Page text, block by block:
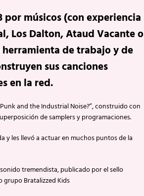
músicos (con experiencia
Los Dalton, Ataud Vacante o
de trabajo y de
sus canciones
en la red.
and the Industrial Noise?”, construido con
de samplers y programaciones.
les llevó a actuar en muchos puntos de la
tremendista, publicado por el sello
Bratalizzed Kids